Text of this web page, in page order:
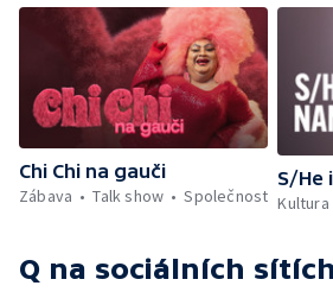
Chi Chi na gauči
Zábava
Talk show Společnost
S/He
Kultura
Q na sociálních sítích